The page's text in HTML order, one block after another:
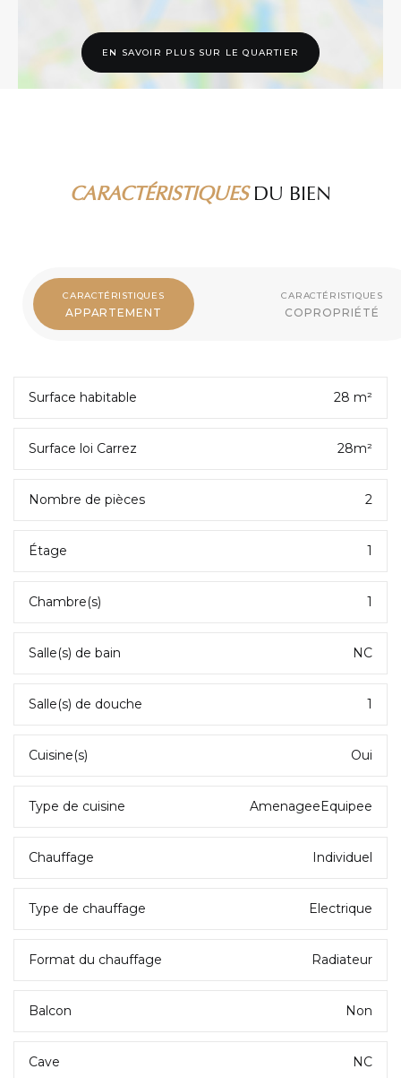
EN SAVOIR PLUS SUR LE QUARTIER
CARACTÉRISTIQUESDU BIEN
CARACTÉRISTIQUES
APPARTEMENT
CARACTÉRISTIQUES
COPROPRIÉTÉ
Surface habitable 28 m²
Surface loi Carrez 28m²
Nombre de pièces 2
Étage 1
Chambre(s) 1
Salle(s) de bain NC
Salle(s) de douche 1
Cuisine(s) Oui
Type de cuisine AmenageeEquipee
Chauffage Individuel
Type de chauffage Electrique
Format du chauffage Radiateur
Balcon Non
Cave NC